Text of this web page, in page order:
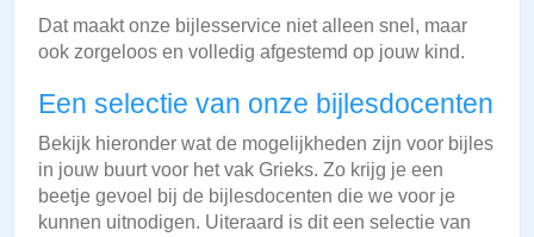
Dat maakt onze bijlesservice niet alleen snel, maar
ook zorgeloos en volledig afgestemd op jouw kind.
Een selectie van onze bijlesdocenten
Bekijk hieronder wat de mogelijkheden zijn voor bijles
in jouw buurt voor het vak Grieks. Zo krijg je een
beetje gevoel bij de bijlesdocenten die we voor je
kunnen uitnodigen. Uiteraard is dit een selectie van